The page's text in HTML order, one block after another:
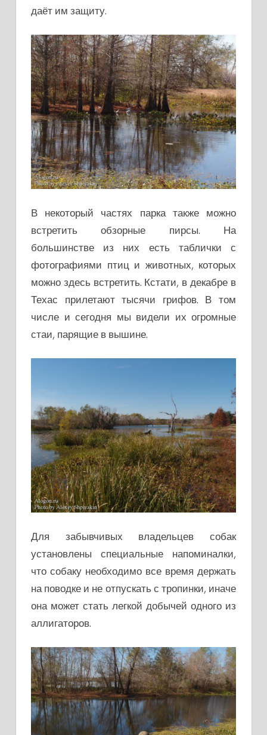
даёт им защиту.
В некоторый частях парка также можно
встретить обзорные пирсы. На
большинстве из них есть таблички с
фотографиями птиц и животных, которых
можно здесь встретить. Кстати, в декабре в
Техас прилетают тысячи грифов. В том
числе и сегодня мы видели их огромные
стаи, парящие в вышине.
Для забывчивых владельцев собак
установлены специальные напоминалки,
что собаку необходимо все время держать
на поводке и не отпускать с тропинки, иначе
она может стать легкой добычей одного из
аллигаторов.